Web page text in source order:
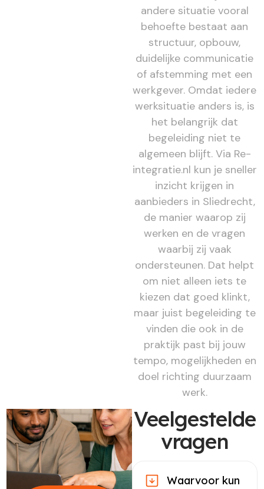
andere situatie vooral
behoefte bestaat aan
structuur, opbouw,
duidelijke communicatie
of afstemming met een
werkgever. Omdat iedere
werksituatie anders is, is
het belangrijk dat
begeleiding niet te
algemeen blijft. Via Re-
integratie.nl kun je sneller
inzicht krijgen in
aanbieders in Sliedrecht,
de manier waarop zij
werken en de vragen
waarbij zij vaak
ondersteunen. Dat helpt
om niet alleen iets te
kiezen dat goed klinkt,
maar juist begeleiding te
vinden die ook in de
praktijk past bij jouw
tempo, mogelijkheden en
doel richting duurzaam
werk.
Veelgestelde
vragen
Waarvoor kun